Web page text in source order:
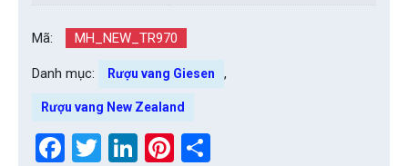
Mã: MH_NEW_TR970
Danh mục: Rượu vang Giesen ,
Rượu vang New Zealand
Facebook
Twitter
LinkedIn
Pinterest